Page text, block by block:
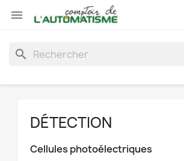

search
DÉTECTION
Cellules photoélectriques